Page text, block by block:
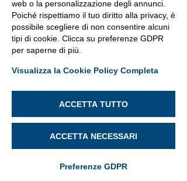
web o la personalizzazione degli annunci.
Poiché rispettiamo il tuo diritto alla privacy, è
possibile scegliere di non consentire alcuni
tipi di cookie. Clicca su preferenze GDPR
per saperne di più.
Visualizza la Cookie Policy Completa
ACCETTA TUTTO
ACCETTA NECESSARI
Preferenze GDPR